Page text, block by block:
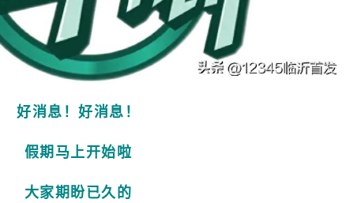
好消息！好消息！
假期马上开始啦
大家期盼已久的